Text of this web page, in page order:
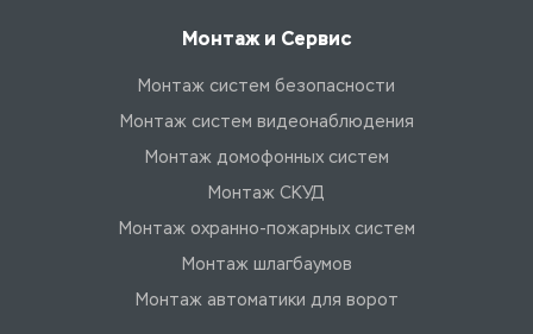
Монтаж и Сервис
Монтаж систем безопасности
Монтаж систем видеонаблюдения
Монтаж домофонных систем
Монтаж СКУД
Монтаж охранно-пожарных систем
Монтаж шлагбаумов
Монтаж автоматики для ворот